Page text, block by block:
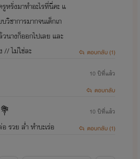
เธอกลายเป็นบ้าใบ้ไปแล้ว! คริสเตียนลุกขึ้นถอด
หรั่งมาทำอะไรที่นี่คะ แ
ชาการมากจนเด็กเก
นางก็ออกไปเลย และ
// ไม่ใช่ละ
ตอบกลับ (1)
10 ปีที่แล้ว
ตอบกลับ
รวย ล่ำ หำบะเร่อ
10 ปีที่แล้ว
ตอบกลับ (1)